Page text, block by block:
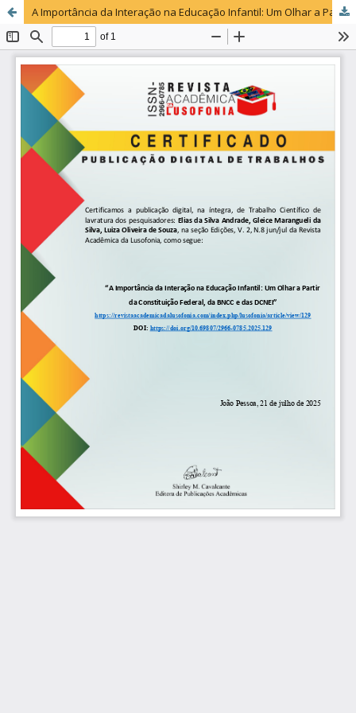
A Importância da Interação na Educação Infantil: Um Olhar a Partir da Constituição Federal, da BNCC e das DCNEI